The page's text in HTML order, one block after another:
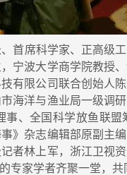
首席科学家、正高级
宁波大学商学院教授
有限公司联合创始人
海洋与渔业局一级调
、全国科学放鱼联
》杂志编辑部原副主
者林上军，浙江卫视
家学者齐聚一堂，